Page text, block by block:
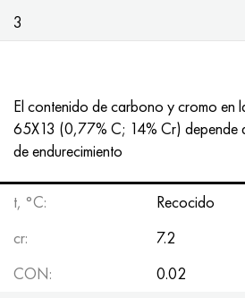
3
El contenido de carbono y cromo en
65X13 (0,77% C; 14% Cr) depende
de endurecimiento
t, °С:
Recocido
cr:
7.2
CON:
0.02